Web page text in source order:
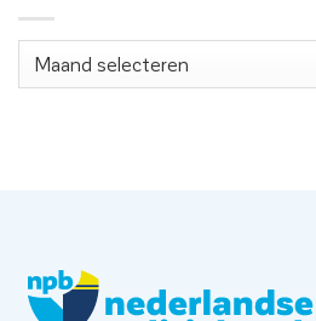
Nieuwsarchief